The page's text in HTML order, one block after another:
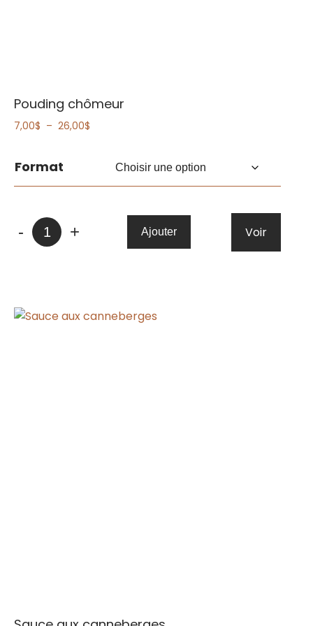
Pouding chômeur
7,00$ – 26,00$
7,00$
Format
- quantité
de
+ Ajouter Voir